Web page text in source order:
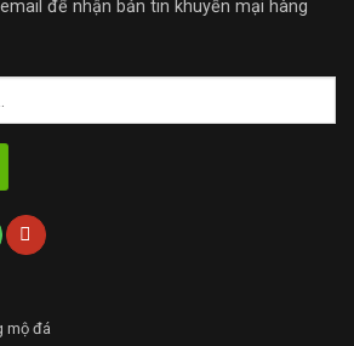
để nhận bản tin khuyến mại hàng
mộ đá